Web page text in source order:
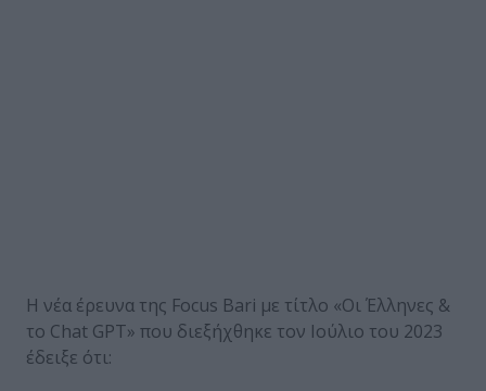
Η νέα έρευνα της Focus Bari με τίτλο «Οι Έλληνες &
το Chat GPT» που διεξήχθηκε τον Ιούλιο του 2023
έδειξε ότι: